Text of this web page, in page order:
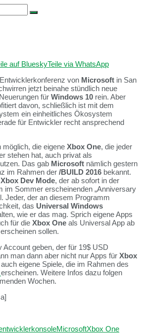
auf BlueskyTeile via WhatsApp
von Microsoft in San
jetzt beinahe stündlich neue
für Windows 10 rein. Aber
davon, schließlich ist mit dem
ein einheitliches Ökosystem
für Entwickler recht ansprechend
die eigene Xbox One, die jeder
stehen hat, auch privat als
Das gab Microsoft nämlich gestern
im Rahmen der /BUILD 2016 bekannt.
Xbox Dev Mode, der ab sofort in der
im Sommer erscheinenden „Anniversary
Jeder, der an diesem Programm
das Universal Windows
wie er das mag. Sprich eigene Apps
für die Xbox One als Universal App ab
sollen.
Account geben, der für 19$ USD
man dann aber nicht nur Apps für Xbox
eigene Spiele, die im Rahmen des
erscheinen. Weitere Infos dazu folgen
Wochen.
konsoleMicrosoftXbox One